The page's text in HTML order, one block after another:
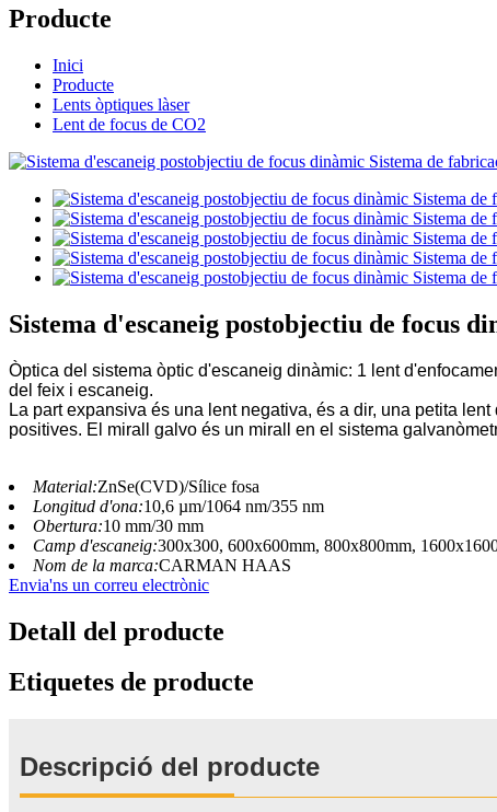
Producte
Inici
Producte
Lents òptiques làser
Lent de focus de CO2
Sistema d'escaneig postobjectiu de focus
Òptica del sistema òptic d'escaneig dinàmic: 1 lent
del feix i escaneig.
La part expansiva és una lent negativa, és a dir, una petita
positives. El mirall galvo és un mirall en el sistema
Material:ZnSe(CVD)/Sílice fosa
Longitud d'ona:10,6 µm/1064 nm/355 nm
Obertura:10 mm/30 mm
Camp d'escaneig:300x300, 600x600mm, 800x800mm,
Nom de la marca:CARMAN HAAS
Envia'ns un correu electrònic
Detall del producte
Etiquetes de producte
Descripció del producte